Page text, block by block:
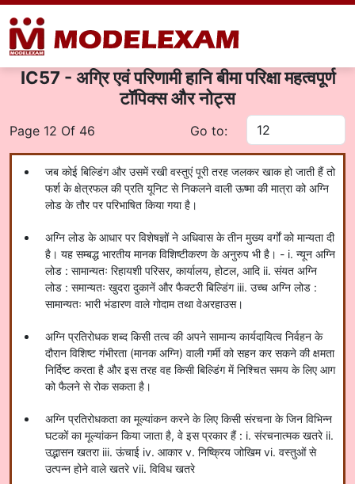
IC57 - अग्रि एवं परिणामी हानि बीमा परिक्षा महत्वपूर्ण
टॉपिक्स और नोट्स
Page 12 Of 46 Go to:
जब कोई बिल्डिंग और उसमें रखी वस्तुएं पूरी तरह जलकर खाक हो जाती हैं तो
फर्श के क्षेत्रफल की प्रति यूनिट से निकलने वाली ऊष्मा की मात्रा को अग्नि
लोड के तौर पर परिभाषित किया गया है।
अग्नि लोड के आधार पर विशेषज्ञों ने अधिवास के तीन मुख्य वर्गों को मान्यता दी
है। यह सम्बद्ध भारतीय मानक विशिष्टीकरण के अनुरुप भी है। - i. न्यून अग्नि
लोड : सामान्यतः रिहायशी परिसर, कार्यालय, होटल, आदि ii. संयत अग्नि
लोड : समान्यतः खुदरा दुकानें और फैक्टरी बिल्डिंग iii. उच्च अग्नि लोड :
सामान्यतः भारी भंडारण वाले गोदाम तथा वेअरहाउस।
अग्नि प्रतिरोधक शब्द किसी तत्व की अपने सामान्य कार्यदायित्व निर्वहन के
दौरान विशिष्ट गंभीरता (मानक अग्नि) वाली गर्मी को सहन कर सकने की क्षमता
निर्दिष्ट करता है और इस तरह वह किसी बिल्डिंग में निश्चित समय के लिए आग
को फैलने से रोक सकता है।
अग्नि प्रतिरोधकता का मूल्यांकन करने के लिए किसी संरचना के जिन विभिन्न
घटकों का मूल्यांकन किया जाता है, वे इस प्रकार हैं : i. संरचनात्मक खतरे ii.
उद्भासन खतरा iii. ऊंचाई iv. आकार v. निष्क्रिय जोखिम vi. वस्तुओं से
उत्पन्न होने वाले खतरे vii. विविध खतरे